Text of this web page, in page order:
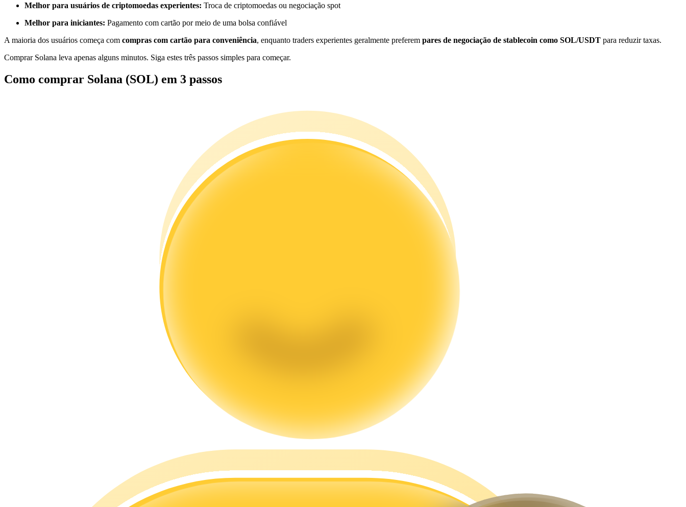
Copiar Trading
Junte-se aos principais traders
Desfrute da partilha de lucros e comissões de copy trading
Análise de big data, incluindo informações comerciais, etc.
Melhor para usuários de criptomoedas experientes: Troca de criptomoedas ou negociação spot
Melhor para iniciantes: Pagamento com cartão por meio de uma bolsa confiável
A maioria dos usuários começa com compras com cartão para conveniência, enquanto traders experientes geralmente preferem pares de negociação de stablecoin como SOL/USDT para reduzir taxas.
Comprar Solana leva apenas alguns minutos. Siga estes três passos simples para começar.
Como comprar Solana (SOL) em 3 passos